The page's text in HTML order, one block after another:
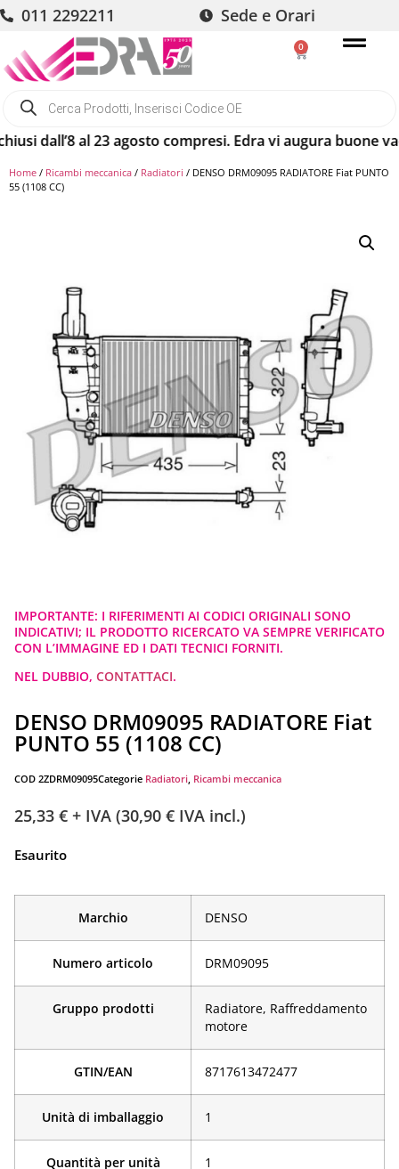
011 2292211 Sede e Orari
0
dall’8 al 23 agosto compresi. Edra vi augura buone
Home / Ricambi meccanica / Radiatori / DENSO DRM09095 RADIATORE Fiat PUNTO
55 (1108 CC)
IMPORTANTE: I RIFERIMENTI AI CODICI ORIGINALI SONO
INDICATIVI; IL PRODOTTO RICERCATO VA SEMPRE VERIFICATO
CON L’IMMAGINE ED I DATI TECNICI FORNITI.
NEL DUBBIO, CONTATTACI.
DENSO DRM09095 RADIATORE Fiat
PUNTO 55 (1108 CC)
COD 2ZDRM09095Categorie Radiatori, Ricambi meccanica
25,33 € + IVA (30,90 € IVA incl.)
Esaurito
Marchio DENSO
Numero articolo DRM09095
Gruppo prodotti
Radiatore, Raffreddamento
motore
GTIN/EAN ­8717613472477
Unità di imballaggio 1
Quantità per unità
1